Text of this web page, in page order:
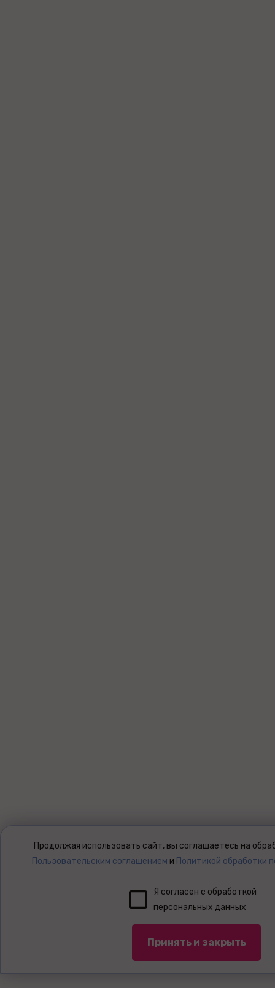
Продолжая использовать сайт, вы соглашаетесь на
Пользовательским соглашением и Политикой обработки
Я согласен с обработкой
персональных данных
Принять и закрыть